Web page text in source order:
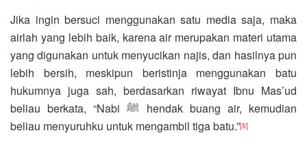
Jika ingin bersuci menggunakan satu media saja, maka
airlah yang lebih baik, karena air merupakan materi utama
yang digunakan untuk menyucikan najis, dan hasilnya pun
lebih bersih, meskipun beristinja menggunakan batu
hukumnya juga sah, berdasarkan riwayat Ibnu Mas’ud
beliau berkata, “Nabi ﷺ hendak buang air, kemudian
beliau menyuruhku untuk mengambil tiga batu.”[5]